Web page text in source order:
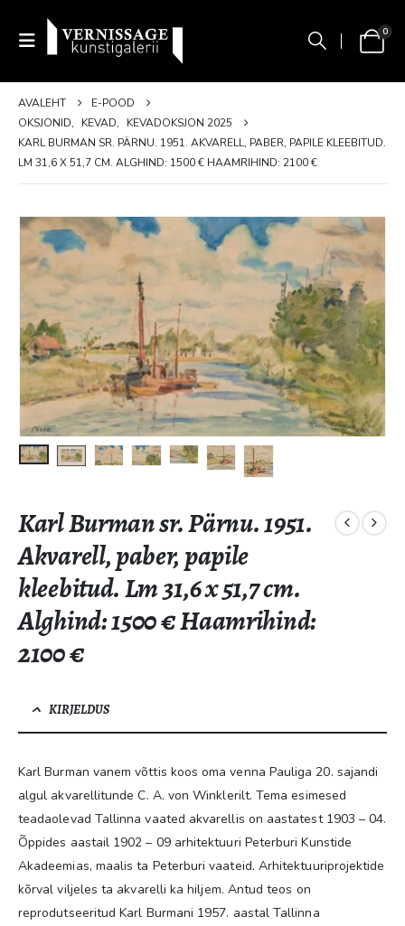
0
AVALEHT
E-POOD
OKSJONID, KEVAD,
KEVADOKSJON 2025
KARL BURMAN SR. PÄRNU. 1951. AKVARELL, PABER, PAPILE KLEEBITUD.
LM 31,6 X 51,7 CM. ALGHIND: 1500 € HAAMRIHIND: 2100 €
Karl Burman sr. Pärnu. 1951.
Akvarell, paber, papile
kleebitud. Lm 31,6 x 51,7 cm.
Alghind: 1500 € Haamrihind:
2100 €
KIRJELDUS
Karl Burman vanem võttis koos oma venna Pauliga 20. sajandi
algul akvarellitunde C. A. von Winklerilt. Tema esimesed
teadaolevad Tallinna vaated akvarellis on aastatest 1903 – 04.
Õppides aastail 1902 – 09 arhitektuuri Peterburi Kunstide
Akadeemias, maalis ta Peterburi vaateid. Arhitektuuriprojektide
kõrval viljeles ta akvarelli ka hiljem. Antud teos on
reprodutseeritud Karl Burmani 1957. aastal Tallinna